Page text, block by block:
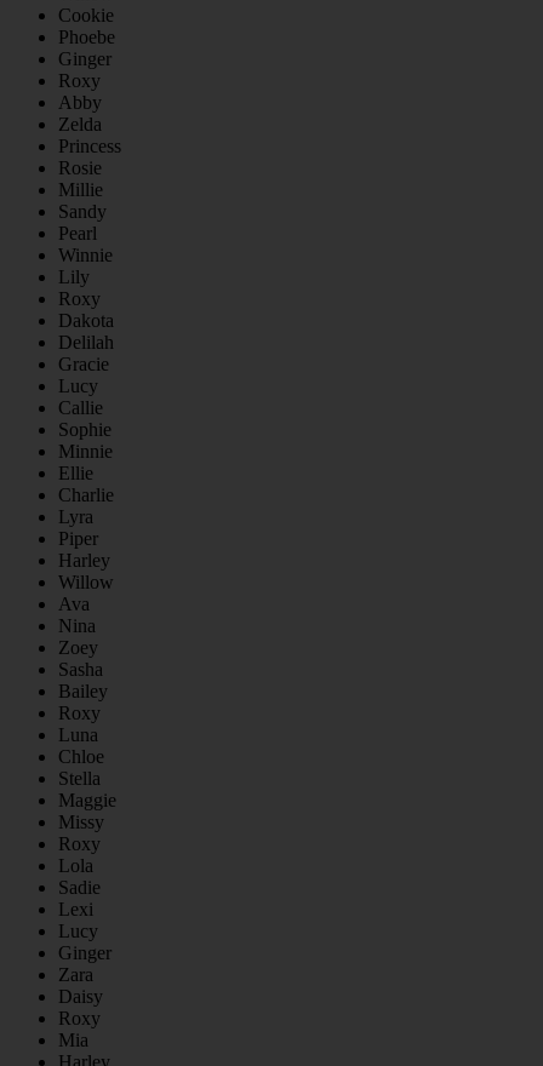
Cookie
Phoebe
Ginger
Roxy
Abby
Zelda
Princess
Rosie
Millie
Sandy
Pearl
Winnie
Lily
Roxy
Dakota
Delilah
Gracie
Lucy
Callie
Sophie
Minnie
Ellie
Charlie
Lyra
Piper
Harley
Willow
Ava
Nina
Zoey
Sasha
Bailey
Roxy
Luna
Chloe
Stella
Maggie
Missy
Roxy
Lola
Sadie
Lexi
Lucy
Ginger
Zara
Daisy
Roxy
Mia
Harley